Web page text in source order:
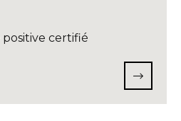
certifié